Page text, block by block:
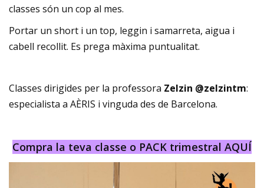
classes són un cop al mes.
Portar un short i un top, leggin i samarreta, aigua i
cabell recollit. Es prega màxima puntualitat.
Classes dirigides per la professora Zelzin @zelzintm:
especialista a AÈRIS i vinguda des de Barcelona.
Compra la teva classe o PACK trimestral AQUÍ